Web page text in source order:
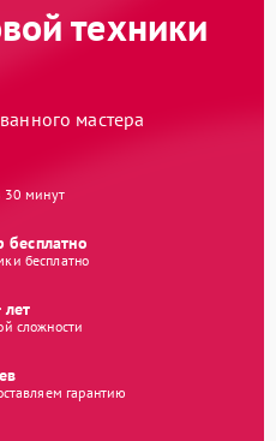
техники
мастера
30 минут
бесплатно
бесплатно
сложности
гарантию